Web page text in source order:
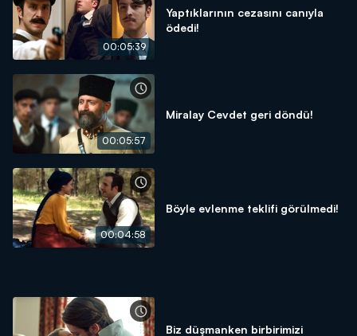
00:05:39
Yaptıklarının cezasını canıyla
ödedi!
00:05:57
Miralay Cevdet geri döndü!
00:04:58
Böyle evlenme teklifi görülmedi!
Biz düşmanken birbirimizi